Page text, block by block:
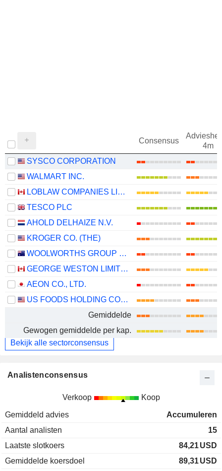
Consensus
4m
SYSCO CORPORATION
WALMART INC.
LOBLAW COMPANIES LIMITED
TESCO PLC
AHOLD DELHAIZE N.V.
KROGER CO. (THE)
WOOLWORTHS GROUP LIMITED
GEORGE WESTON LIMITED
AEON CO., LTD.
US FOODS HOLDING CORP.
Gemiddelde
Gewogen gemiddelde per kap.
Bekijk alle sectorconsensus
Analistenconsensus
Verkoop Koop
Gemiddeld advies
Accumuleren
Aantal analisten
15
Laatste slotkoers
84,21USD
Gemiddelde koersdoel
89,31USD